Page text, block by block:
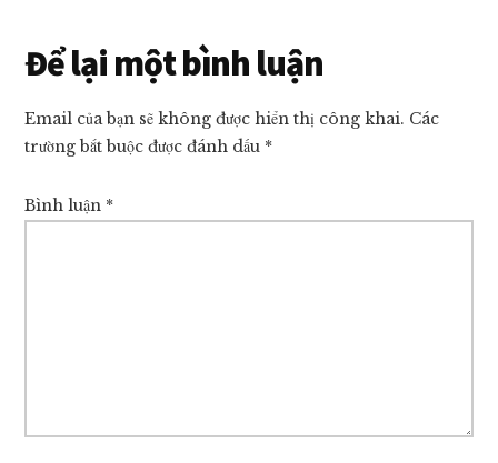
Reader
Interactions
Để lại một bình luận
Email của bạn sẽ không được hiển thị công khai. Các
trường bắt buộc được đánh dấu *
Bình luận *